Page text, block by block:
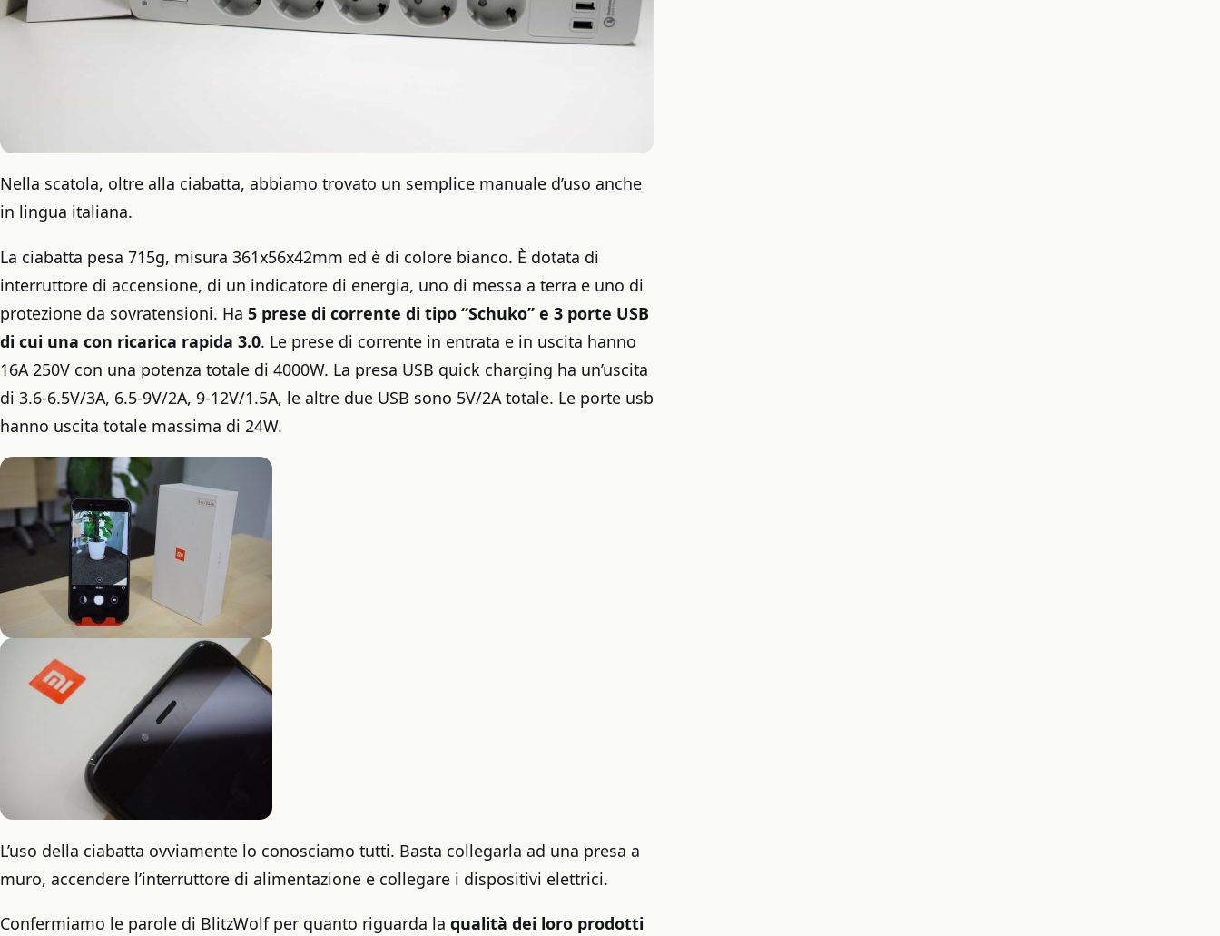
Nella scatola, oltre alla ciabatta, abbiamo trovato un semplice manuale d’uso anche
in lingua italiana.
La ciabatta pesa 715g, misura 361x56x42mm ed è di colore bianco. È dotata di
interruttore di accensione, di un indicatore di energia, uno di messa a terra e uno di
protezione da sovratensioni. Ha 5 prese di corrente di tipo “Schuko” e 3 porte USB
di cui una con ricarica rapida 3.0. Le prese di corrente in entrata e in uscita hanno
16A 250V con una potenza totale di 4000W. La presa USB quick charging ha un’uscita
di 3.6-6.5V/3A, 6.5-9V/2A, 9-12V/1.5A, le altre due USB sono 5V/2A totale. Le porte usb
hanno uscita totale massima di 24W.
L’uso della ciabatta ovviamente lo conosciamo tutti. Basta collegarla ad una presa a
muro, accendere l’interruttore di alimentazione e collegare i dispositivi elettrici.
Confermiamo le parole di BlitzWolf per quanto riguarda la qualità dei loro prodotti